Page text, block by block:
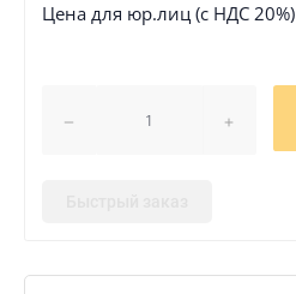
Цена для юр.лиц (с НДС 20%)